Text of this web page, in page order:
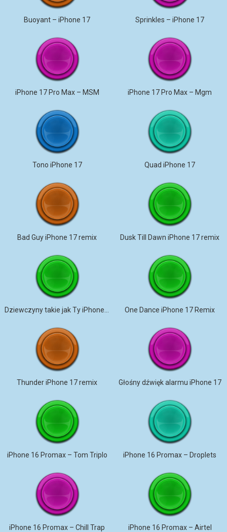
Buoyant – iPhone 17 Sprinkles – iPhone 17
iPhone 17 Pro Max – MSM iPhone 17 Pro Max – Mgm
Tono iPhone 17 Quad iPhone 17
Bad Guy iPhone 17 remix Dusk Till Dawn iPhone 17 remix
One Dance iPhone 17 Remix
Thunder iPhone 17 remix Głośny dźwięk alarmu iPhone 17
iPhone 16 Promax – Tom Triplo iPhone 16 Promax – Droplets
iPhone 16 Promax – Chill Trap iPhone 16 Promax – Airtel